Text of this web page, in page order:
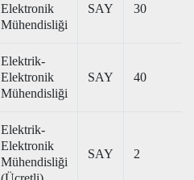
Elektronik
Mühendisliği
SAY 30
Elektrik-
Elektronik
Mühendisliği
SAY 40
Elektrik-
Elektronik
Mühendisliği
SAY 2